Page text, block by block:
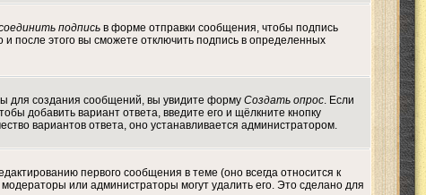
подпись в форме отправки сообщения, чтобы подпись
после этого вы сможете отключить подпись в определенных
для создания сообщений, вы увидите форму Создать опрос. Если
добавить вариант ответа, введите его и щёлкните кнопку
вариантов ответа, оно устанавливается администратором.
первого сообщения в теме (оно всегда относится к
модераторы или администраторы могут удалить его. Это сделано для